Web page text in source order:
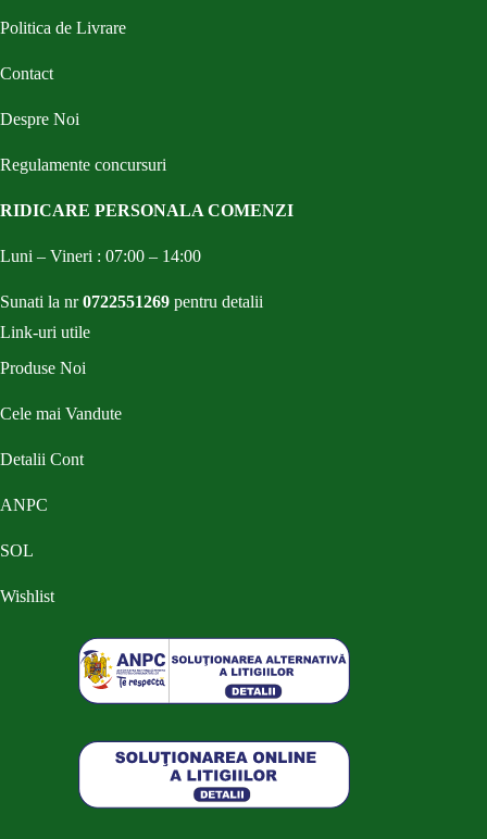
Politica de Livrare
Contact
Despre Noi
Regulamente concursuri
RIDICARE PERSONALA COMENZI
Luni – Vineri : 07:00 – 14:00
Sunati la nr0722551269 pentru detalii
Link-uri utile
Produse Noi
Cele mai Vandute
Detalii Cont
ANPC
SOL
Wishlist